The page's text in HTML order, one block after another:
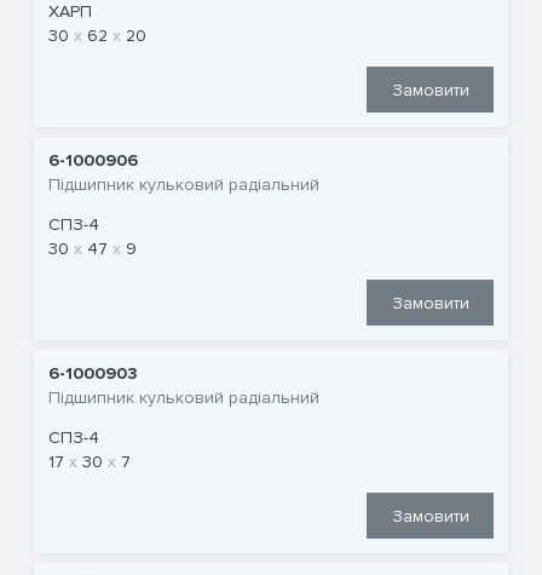
ХАРП
30
62 20
Замовити
6-1000906
Підшипник кульковий радіальний
СПЗ-4
30
47 9
Замовити
6-1000903
Підшипник кульковий радіальний
СПЗ-4
17
30 7
Замовити